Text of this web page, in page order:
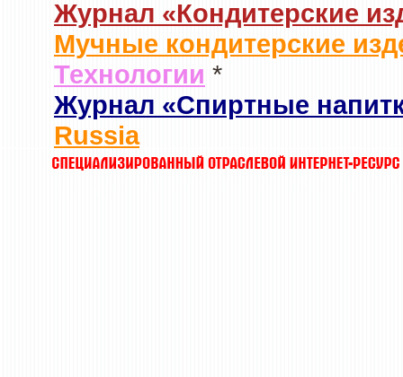
Журнал «Кондитерские
Мучные кондитерские
Технологии *
Журнал «Спиртные
Russia